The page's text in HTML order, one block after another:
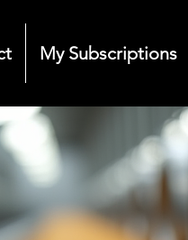
My Subscriptions